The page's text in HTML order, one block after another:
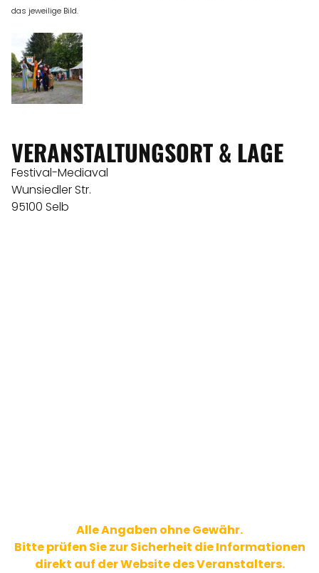
das jeweilige Bild.
VERANSTALTUNGSORT & LAGE
Festival-Mediaval
Wunsiedler Str.
95100 Selb
Alle Angaben ohne Gewähr.
Bitte prüfen Sie zur Sicherheit die Informationen
direkt auf der Website des Veranstalters.